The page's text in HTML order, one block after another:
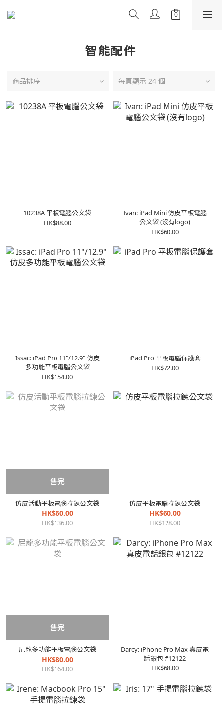
智能配件
商品排序 每頁顯示 24 個
10238A 平板電腦公文袋
HK$88.00
Ivan: iPad Mini 仿皮平板電腦
公文袋 (沒有logo)
HK$60.00
Issac: iPad Pro 11"/12.9" 仿皮
多功能平板電腦公文袋
HK$154.00
iPad Pro 平板電腦保護套
HK$72.00
售完
仿皮活動平板電腦拉鍊公文袋
HK$60.00
HK$136.00
仿皮平板電腦拉鍊公文袋
HK$60.00
HK$128.00
售完
尼龍多功能平板電腦公文袋
HK$80.00
HK$164.00
Darcy: iPhone Pro Max 真皮電
話銀包 #12122
HK$68.00